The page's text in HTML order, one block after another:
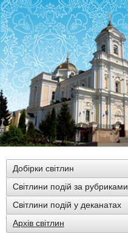
Добірки світлин
Світлини подій за рубриками
Світлини подій у деканатах
Архів світлин